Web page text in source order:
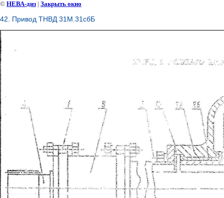
© НЕВА-диз | Закрыть окно
42. Привод ТНВД 31М.31сбБ